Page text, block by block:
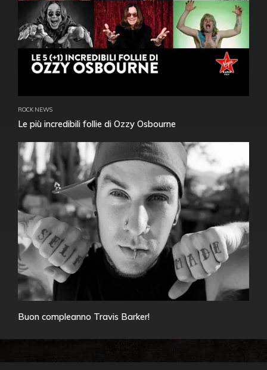
ROCK NEWS
Le più incredibili follie di Ozzy Osbourne
Buon compleanno Travis Barker!